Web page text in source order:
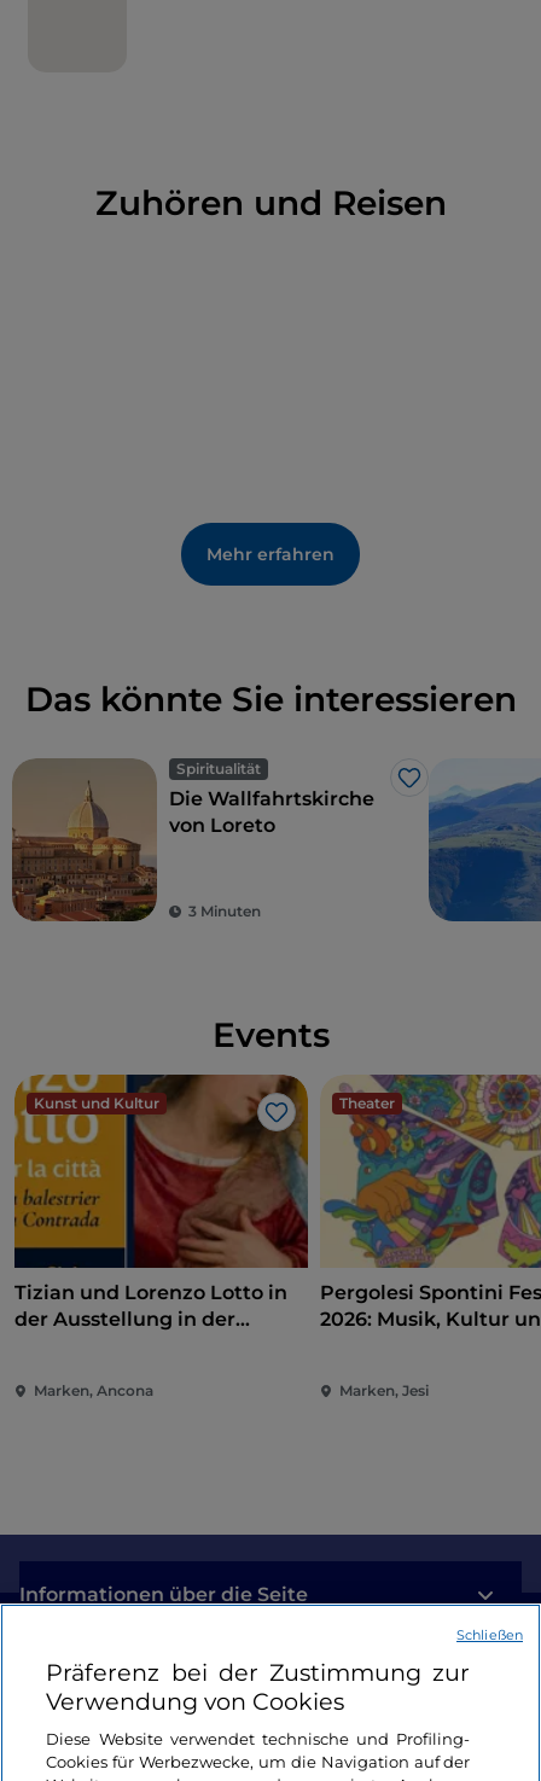
Zuhören und Reisen
Mehr erfahren
Das könnte Sie interessieren
Spiritualität
Like
Die Wallfahrtskirche
von Loreto
3 Minuten
Events
Kunst und Kultur
Like
Tizian und Lorenzo Lotto in
der Ausstellung in der
Marken, Ancona
Theater
Pergolesi Spontini
2026: Musik, Kultur
Marken, Jesi
Informationen über die Seite
Nützliche Links
Login
Präferenz bei der Zustimmung zur
Verwendung von Cookies
Diese Website verwendet technische und Profiling-
Cookies für Werbezwecke, um die Navigation auf der
Schließen